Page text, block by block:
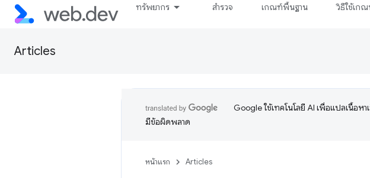
ทรัพยากร สำรวจ เกณฑ์พื้นฐาน วิธีใช้เก
Articles
Google ใช้เทคโนโลยี AI เพื่อแปลเนื้อห
มีข้อผิดพลาด
หน้าแรก Articles